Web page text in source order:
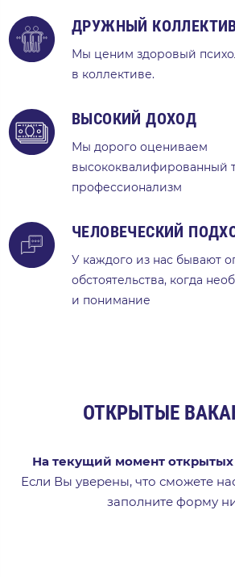
ДРУЖНЫЙ
Мы ценим здоровый
в коллективе.
ВЫСОКИЙ ДОХОД
Мы дорого оцениваем
высококвалифированный
профессионализм
ЧЕЛОВЕЧЕСКИЙ
У каждого из нас бывают
обстоятельства, когда
и понимание
ОТКРЫТЫЕ
На текущий момент открытых
Если Вы уверены, что сможете
заполните форму